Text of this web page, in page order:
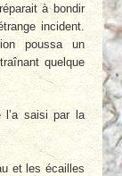
à bondir
incident.
poussa un
quelque
l’a saisi par la
et les écailles